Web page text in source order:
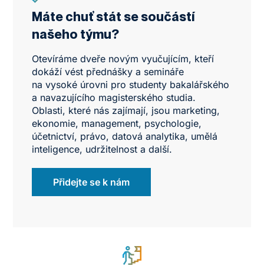
Máte chuť stát se součástí
našeho týmu?
Otevíráme dveře novým vyučujícím, kteří
dokáží vést přednášky a semináře
na vysoké úrovni pro studenty bakalářského
a navazujícího magisterského studia.
Oblasti, které nás zajímají, jsou marketing,
ekonomie, management, psychologie,
účetnictví, právo, datová analytika, umělá
inteligence, udržitelnost a další.
Přidejte se k nám